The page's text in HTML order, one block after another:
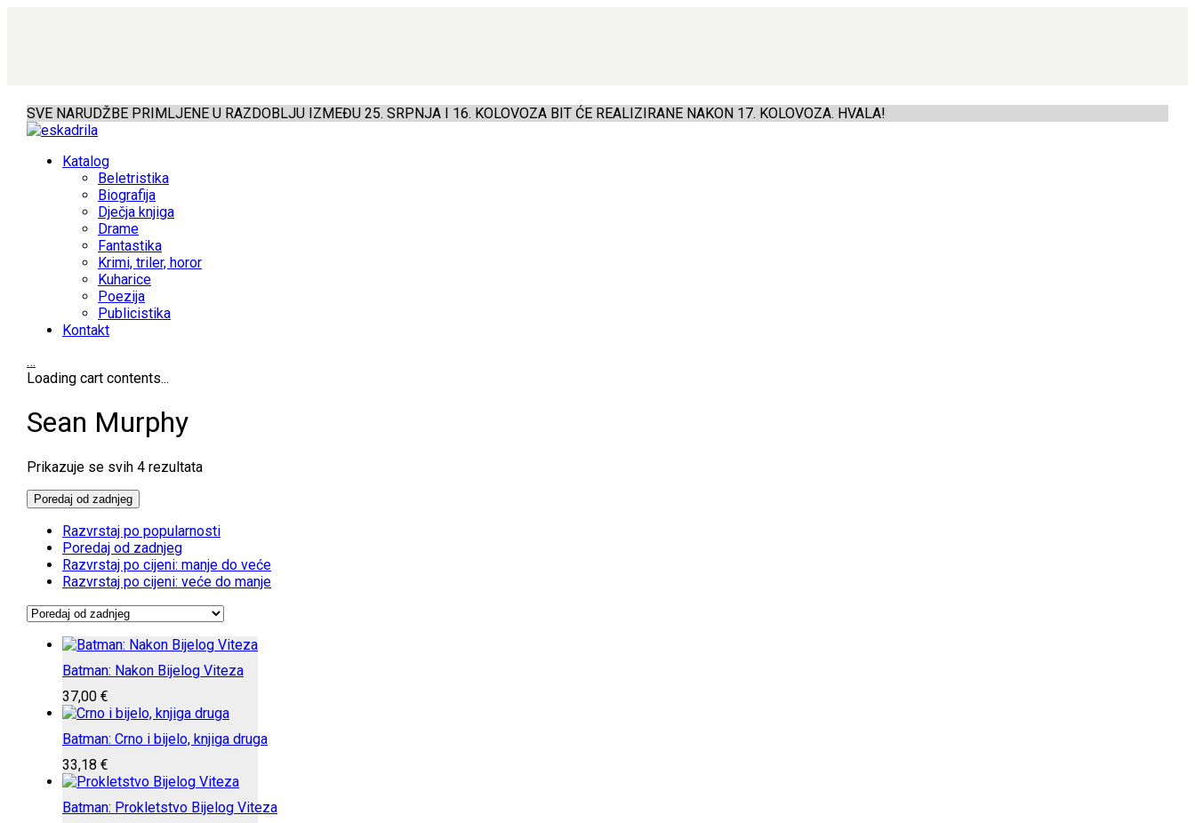
SVE NARUDŽBE PRIMLJENE U RAZDOBLJU IZMEĐU 25. SRPNJA I 16. KOLOVOZA BIT ĆE REALIZIRANE NAKON 17. KOLOVOZA. HVALA!
Katalog
Beletristika
Biografija
Dječja knjiga
Drame
Fantastika
Krimi, triler, horor
Kuharice
Poezija
Publicistika
Kontakt
…
Loading cart contents...
Sean Murphy
Prikazuje se svih 4 rezultataPoredano
Poredaj od zadnjeg
Razvrstaj po popularnosti
Poredaj od zadnjeg
Razvrstaj po cijeni: manje do veće
Razvrstaj po cijeni: veće do manje
Batman: Nakon Bijelog Viteza
37,00 €
Batman: Crno i bijelo, knjiga druga
33,18 €
Batman: Prokletstvo Bijelog Viteza